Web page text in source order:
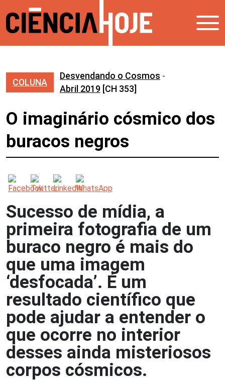
COLUNA
Desvendando o Cosmos -
Abril 2019 [CH 353]
O imaginário cósmico dos
buracos negros
Sucesso de mídia, a
primeira fotografia de um
buraco negro é mais do
que uma imagem
‘desfocada’. É um
resultado científico que
pode ajudar a entender o
que ocorre no interior
desses ainda misteriosos
corpos cósmicos.